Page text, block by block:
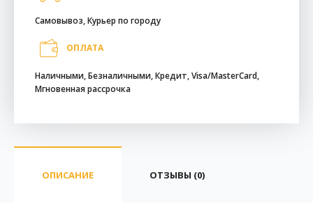
Самовывоз, Курьер по городу
ОПЛАТА
Наличными, Безналичными, Кредит, Visa/MasterCard,
Мгновенная рассрочка
ОПИСАНИЕ ОТЗЫВЫ (0)